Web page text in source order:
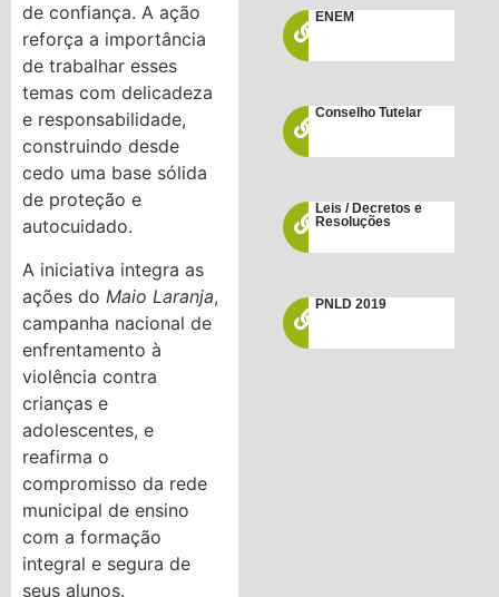
de confiança. A ação
reforça a importância
de trabalhar esses
temas com delicadeza
e responsabilidade,
construindo desde
cedo uma base sólida
de proteção e
autocuidado.
A iniciativa integra as
ações do Maio Laranja,
campanha nacional de
enfrentamento à
violência contra
crianças e
adolescentes, e
reafirma o
compromisso da rede
municipal de ensino
com a formação
integral e segura de
seus alunos.
ENEM
Conselho Tutelar
Leis / Decretos e
Resoluções
PNLD 2019